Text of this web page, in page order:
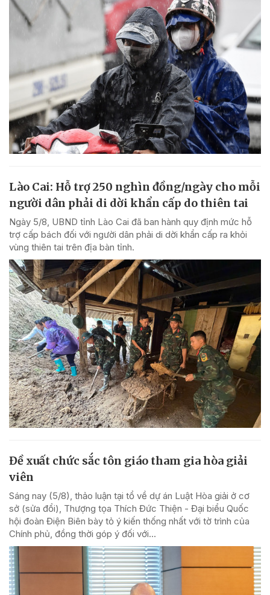
Lào Cai: Hỗ trợ 250 nghìn đồng/ngày cho mỗi
người dân phải di dời khẩn cấp do thiên tai
Ngày 5/8, UBND tỉnh Lào Cai đã ban hành quy định mức hỗ
trợ cấp bách đối với người dân phải di dời khẩn cấp ra khỏi
vùng thiên tai trên địa bàn tỉnh.
Đề xuất chức sắc tôn giáo tham gia hòa giải
viên
Sáng nay (5/8), thảo luận tại tổ về dự án Luật Hòa giải ở cơ
sở (sửa đổi), Thượng tọa Thích Đức Thiện - Đại biểu Quốc
hội đoàn Điện Biên bày tỏ ý kiến thống nhất với tờ trình của
Chính phủ, đồng thời góp ý đối với...